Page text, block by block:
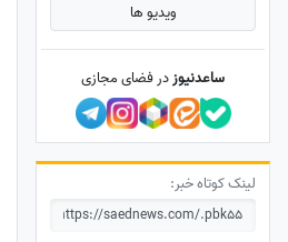
ویدیو ها
ساعدنیوزدر فضای مجازی
لینک کوتاه خبر: